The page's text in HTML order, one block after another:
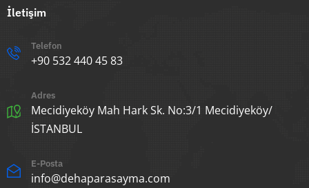
İletişim
Telefon
+90 532 440 45 83
Adres
Mecidiyeköy Mah Hark Sk. No:3/1 Mecidiyeköy/
İSTANBUL
E-Posta
info@dehaparasayma.com